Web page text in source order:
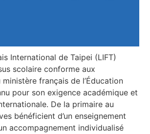
International de Taipei (LIFT)
scolaire conforme aux
français de l’Éducation
pour son exigence académique et
De la primaire au
bénéficient d’un enseignement
accompagnement individualisé